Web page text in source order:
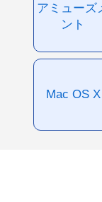
アミューズ
ント
Mac OS X